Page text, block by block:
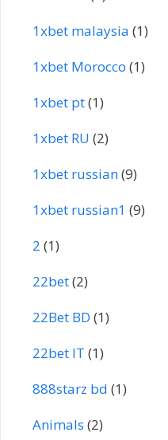
1xbet malaysia (1)
1xbet Morocco (1)
1xbet pt(1)
1xbet RU (2)
1xbet russian(9)
1xbet russian1 (9)
2 (1)
22bet(2)
22Bet BD (1)
22bet IT (1)
888starz bd (1)
Animals (2)